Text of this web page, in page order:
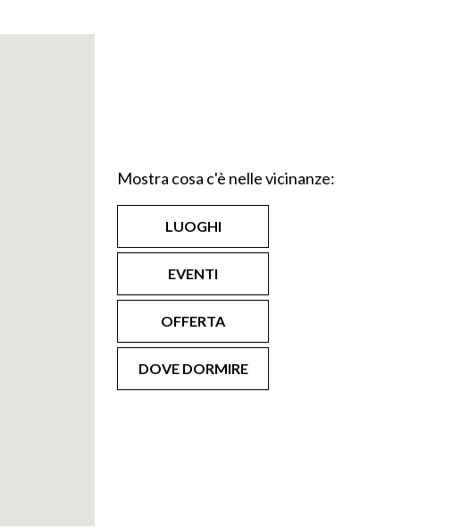
Mostra cosa c'è nelle vicinanze:
LUOGHI
EVENTI
OFFERTA
DOVE DORMIRE